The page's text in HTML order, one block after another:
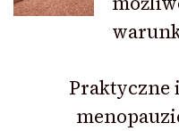
Praktyczne